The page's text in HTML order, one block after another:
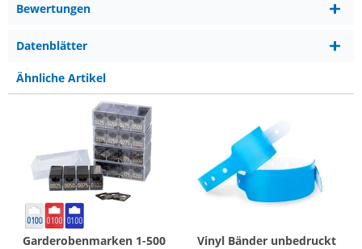
Bewertungen
Datenblätter
Ähnliche Artikel
Garderobenmarken 1-500 Vinyl Bänder unbedruckt